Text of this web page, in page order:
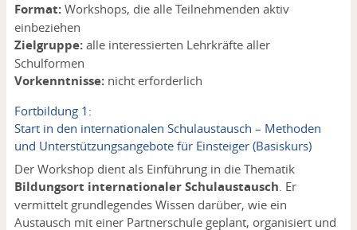
Format:Workshops, die alle Teilnehmenden aktiv
einbeziehen
Zielgruppe:alle interessierten Lehrkräfte aller
Schulformen
Vorkenntnisse:nicht erforderlich
Fortbildung 1:
Start in den internationalen Schulaustausch – Methoden
und Unterstützungsangebote für Einsteiger (Basiskurs)
Der Workshop dient als Einführung in die Thematik
Bildungsort internationaler Schulaustausch . Er
vermittelt grundlegendes Wissen darüber, wie ein
Austausch mit einer Partnerschule geplant, organisiert und